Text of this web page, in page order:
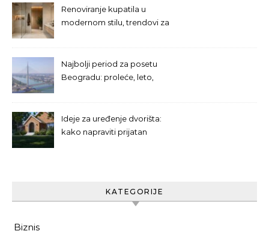
Renoviranje kupatila u
modernom stilu, trendovi za
Najbolji period za posetu
Beogradu: proleće, leto,
Ideje za uređenje dvorišta:
kako napraviti prijatan
KATEGORIJE
Biznis